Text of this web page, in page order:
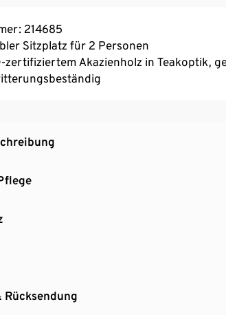
214685
Sitzplatz für 2 Personen
zertifiziertem Akazienholz in Teakoptik,
Rücksendung